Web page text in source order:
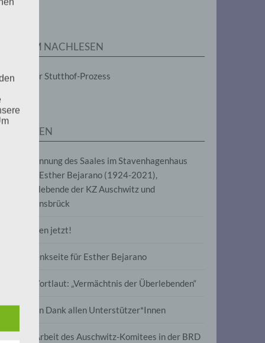
ZUM NACHLESEN
Der Stutthof-Prozess
SEITEN
Benennung des Saales im Stavenhagenhaus
nach Esther Bejarano (1924-2021),
Überlebende der KZ Auschwitz und
Ravensbrück
Frieden jetzt!
Gedenkseite für Esther Bejarano
Im Wortlaut: „Vermächtnis der Überlebenden“
Vielen Dank allen Unterstützer*Innen
Zur Arbeit des Auschwitz-Komitees in der BRD